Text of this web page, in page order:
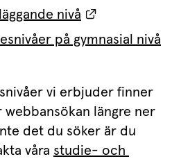
nivå
Länk till
på gymnasial nivå
webbplats.
vi erbjuder finner
webbansökan längre ner
det du söker är du
våra studie- och